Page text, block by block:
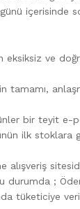
içerisinde
eksiksiz ve
tamamı,
bir teyit
ilk stoklara
alışveriş
durumda ;
tüketiciye